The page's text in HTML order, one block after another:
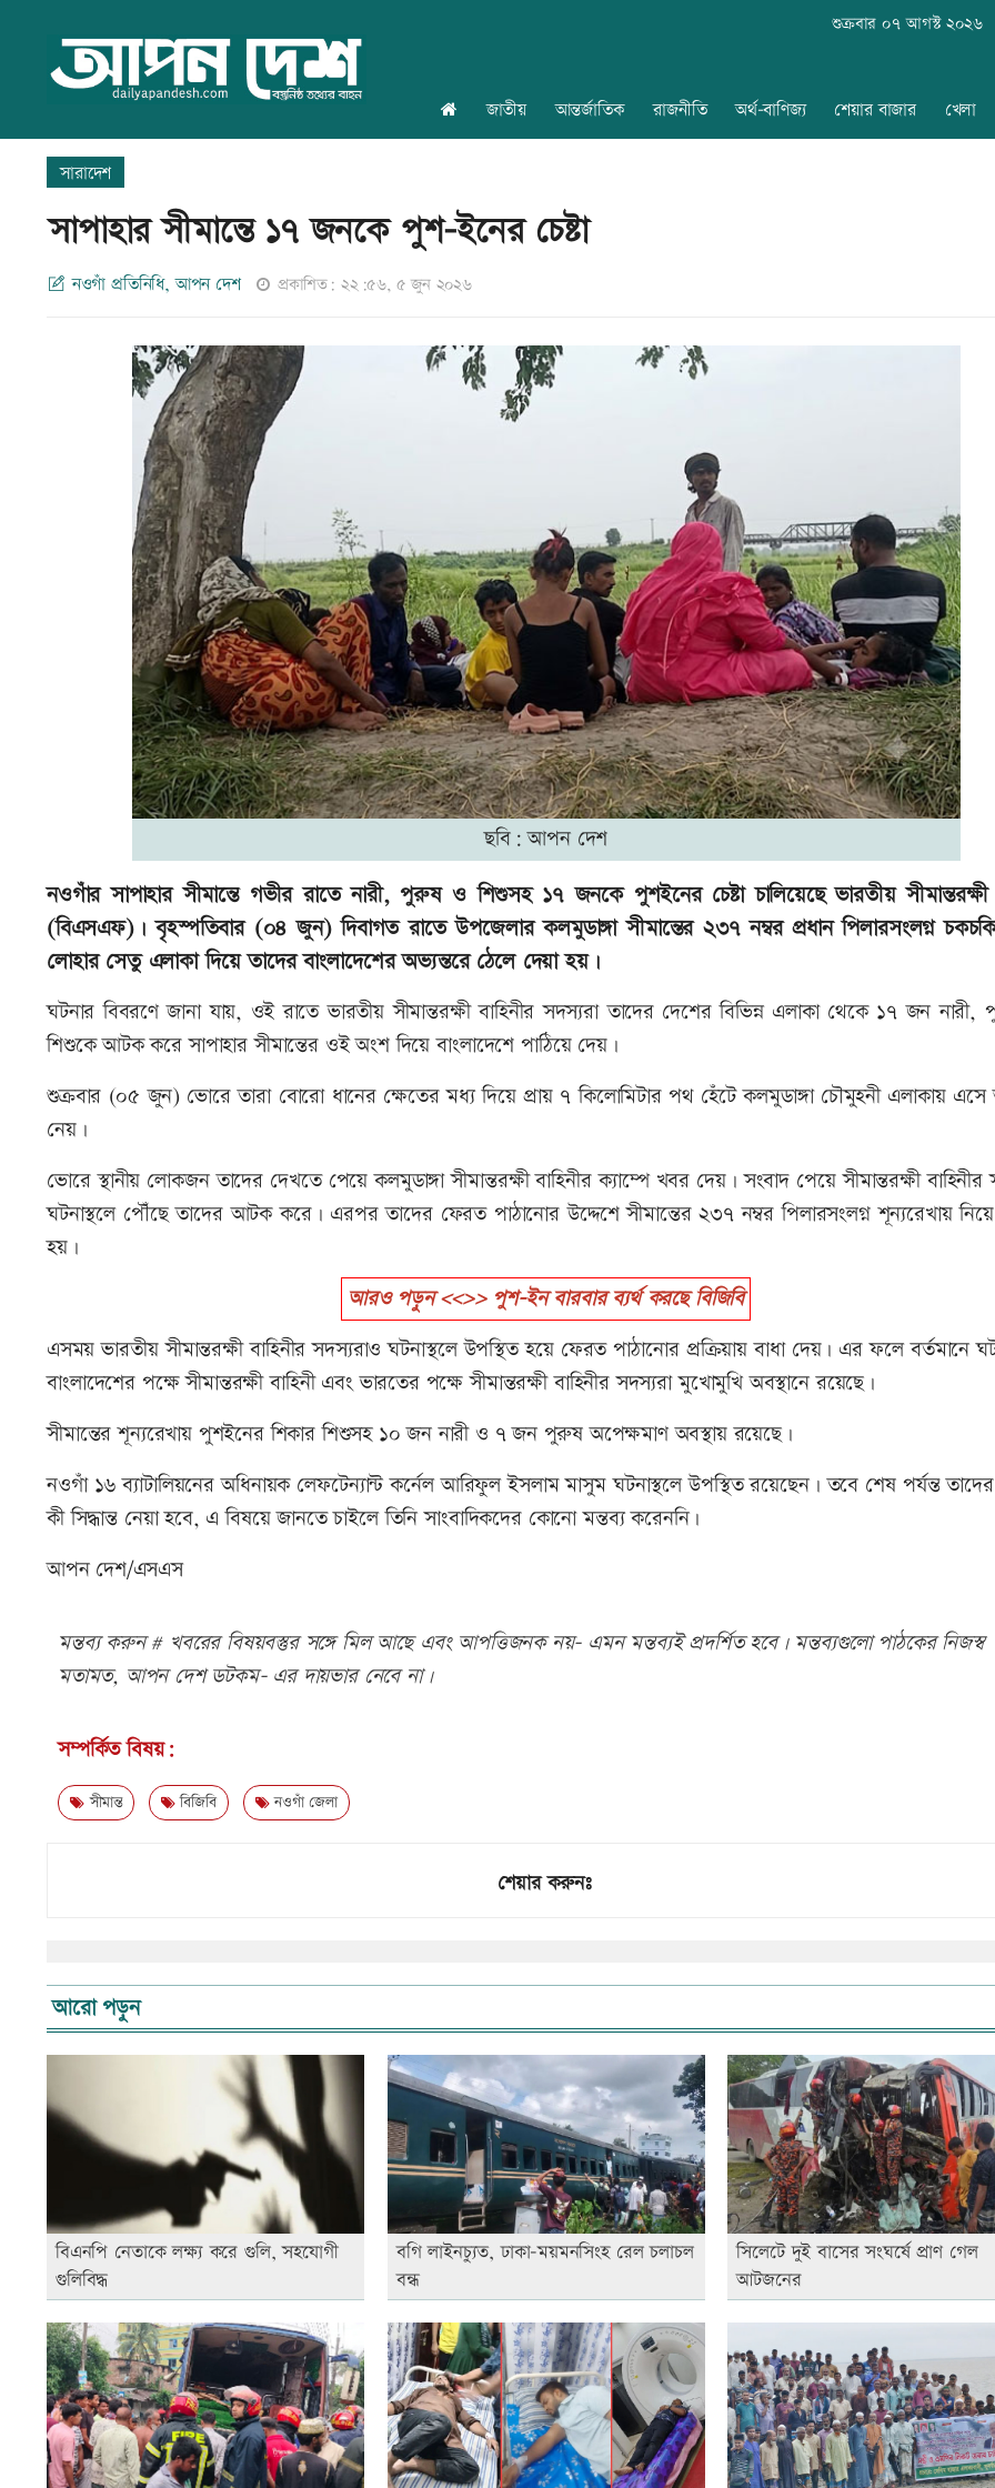
শুক্রবার ০৭ আগস্ট ২০২৬
জাতীয় আন্তর্জাতিক রাজনীতি অর্থ-বাণিজ্য শেয়ার বাজার খেলা
সারাদেশ
সাপাহার সীমান্তে ১৭ জনকে পুশ-ইনের চেষ্টা
নওগাঁ প্রতিনিধি, আপন দেশ প্রকাশিত: ২২:৫৬, ৫ জুন ২০২৬
ছবি: আপন দেশ
নওগাঁর সাপাহার সীমান্তে গভীর রাতে নারী, পুরুষ ও শিশুসহ ১৭ জনকে পুশইনের চেষ্টা চালিয়েছে ভারতীয় সীমান্তরক্ষী
(বিএসএফ)। বৃহস্পতিবার (০৪ জুন) দিবাগত রাতে উপজেলার কলমুডাঙ্গা সীমান্তের ২৩৭ নম্বর প্রধান পিলারসংলগ্ন
লোহার সেতু এলাকা দিয়ে তাদের বাংলাদেশের অভ্যন্তরে ঠেলে দেয়া হয়।
ঘটনার বিবরণে জানা যায়, ওই রাতে ভারতীয় সীমান্তরক্ষী বাহিনীর সদস্যরা তাদের দেশের বিভিন্ন এলাকা থেকে ১৭ জন
শিশুকে আটক করে সাপাহার সীমান্তের ওই অংশ দিয়ে বাংলাদেশে পাঠিয়ে দেয়।
শুক্রবার (০৫ জুন) ভোরে তারা বোরো ধানের ক্ষেতের মধ্য দিয়ে প্রায় ৭ কিলোমিটার পথ হেঁটে কলমুডাঙ্গা চৌমুহনী এলাকায় এসে
নেয়।
ভোরে স্থানীয় লোকজন তাদের দেখতে পেয়ে কলমুডাঙ্গা সীমান্তরক্ষী বাহিনীর ক্যাম্পে খবর দেয়। সংবাদ পেয়ে সীমান্তরক্ষী বাহিনীর
ঘটনাস্থলে পৌঁছে তাদের আটক করে। এরপর তাদের ফেরত পাঠানোর উদ্দেশে সীমান্তের ২৩৭ নম্বর পিলারসংলগ্ন শূন্যরেখায়
হয়।
আরও পড়ুন <<>> পুশ-ইন বারবার ব্যর্থ করছে বিজিবি
এসময় ভারতীয় সীমান্তরক্ষী বাহিনীর সদস্যরাও ঘটনাস্থলে উপস্থিত হয়ে ফেরত পাঠানোর প্রক্রিয়ায় বাধা দেয়। এর ফলে বর্তমানে
বাংলাদেশের পক্ষে সীমান্তরক্ষী বাহিনী এবং ভারতের পক্ষে সীমান্তরক্ষী বাহিনীর সদস্যরা মুখোমুখি অবস্থানে রয়েছে।
সীমান্তের শূন্যরেখায় পুশইনের শিকার শিশুসহ ১০ জন নারী ও ৭ জন পুরুষ অপেক্ষমাণ অবস্থায় রয়েছে।
নওগাঁ ১৬ ব্যাটালিয়নের অধিনায়ক লেফটেন্যান্ট কর্নেল আরিফুল ইসলাম মাসুম ঘটনাস্থলে উপস্থিত রয়েছেন। তবে শেষ পর্যন্ত
কী সিদ্ধান্ত নেয়া হবে, এ বিষয়ে জানতে চাইলে তিনি সাংবাদিকদের কোনো মন্তব্য করেননি।
আপন দেশ/এসএস
মন্তব্য করুন # খবরের বিষয়বস্তুর সঙ্গে মিল আছে এবং আপত্তিজনক নয়- এমন মন্তব্যই প্রদর্শিত হবে। মন্তব্যগুলো পাঠকের নিজস্ব
মতামত, আপন দেশ ডটকম- এর দায়ভার নেবে না।
সম্পর্কিত বিষয়:
সীমান্ত বিজিবি নওগাঁ জেলা
শেয়ার করুনঃ
আরো পড়ুন
বিএনপি নেতাকে লক্ষ্য করে গুলি, সহযোগী
গুলিবিদ্ধ
বগি লাইনচ্যুত, ঢাকা-ময়মনসিংহ রেল চলাচল
বন্ধ
সিলেটে দুই বাসের সংঘর্ষে প্রাণ গেল
আটজনের